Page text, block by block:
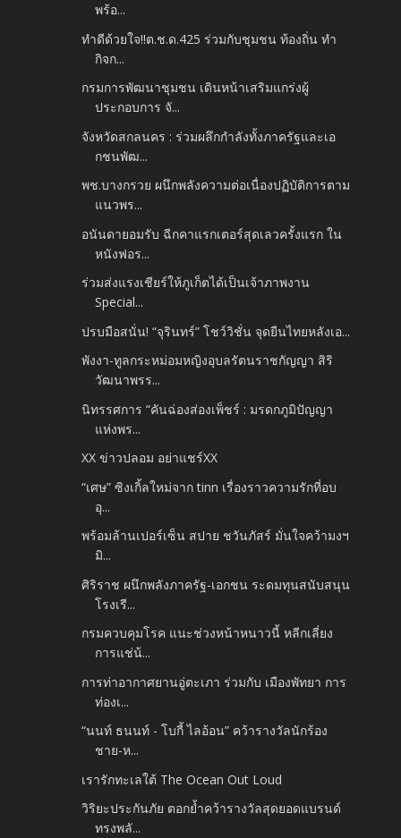
พร้อ...
ทำดีด้วยใจ!!ต.ช.ด.425 ร่วมกับชุมชน ท้องถิ่น ทำ
กิจก...
กรมการพัฒนาชุมชน เดินหน้าเสริมแกร่งผู้
ประกอบการ จั...
จังหวัดสกลนคร : ร่วมผลึกกำลังทั้งภาครัฐและเอ
กชนพัฒ...
พช.บางกรวย ผนึกพลังความต่อเนื่องปฏิบัติการตาม
แนวพร...
อนันดายอมรับ ฉีกคาแรกเตอร์สุดเลวครั้งแรก ใน
หนังฟอร...
ร่วมส่งแรงเชียร์ให้ภูเก็ตได้เป็นเจ้าภาพงาน
Special...
ปรบมือสนั่น! “จุรินทร์” โชว์วิชั่น จุดยืนไทยหลังเอ...
พังงา-ทูลกระหม่อมหญิงอุบลรัตนราชกัญญา สิริ
วัฒนาพรร...
นิทรรศการ “คันฉ่องส่องเพ็ชร์ : มรดกภูมิปัญญา
แห่งพร...
XX ข่าวปลอม อย่าแชร์XX
“เศษ” ซิงเกิ้ลใหม่จาก tinn เรื่องราวความรักที่อบ
อุ...
พร้อมล้านเปอร์เซ็น สปาย ชวันภัสร์ มั่นใจคว้ามงฯ
มิ...
ศิริราช ผนึกพลังภาครัฐ-เอกชน ระดมทุนสนับสนุน
โรงเรี...
กรมควบคุมโรค แนะช่วงหน้าหนาวนี้ หลีกเลี่ยง
การแช่น้...
การท่าอากาศยานอู่ตะเภา ร่วมกับ เมืองพัทยา การ
ท่องเ...
“นนท์ ธนนท์ - โบกี้ ไลอ้อน” คว้ารางวัลนักร้อง
ชาย-ห...
เรารักทะเลใต้ The Ocean Out Loud
วิริยะประกันภัย ตอกย้ำคว้ารางวัลสุดยอดแบรนด์
ทรงพลั...